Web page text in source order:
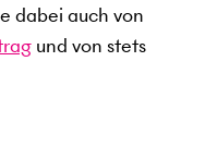
dabei auch von
und von stets